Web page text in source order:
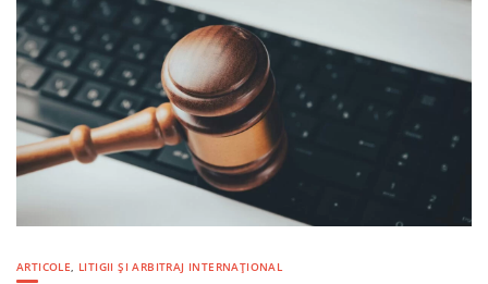
ARTICOLE, LITIGII ȘI ARBITRAJ INTERNAȚIONAL